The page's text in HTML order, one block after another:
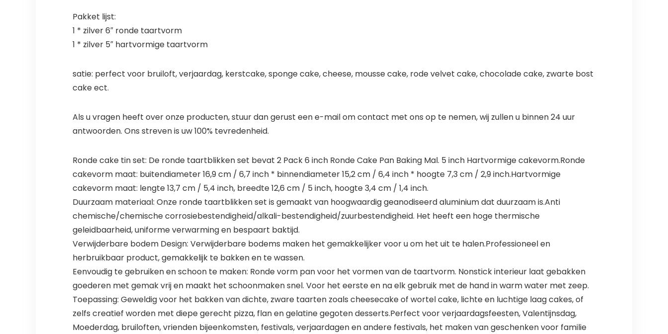
Pakket lijst:
1 * zilver 6″ ronde taartvorm
1 * zilver 5″ hartvormige taartvorm
satie: perfect voor bruiloft, verjaardag, kerstcake, sponge cake, cheese, mousse cake, rode velvet cake, chocolade cake, zwarte bost
cake ect.
Als u vragen heeft over onze producten, stuur dan gerust een e-mail om contact met ons op te nemen, wij zullen u binnen 24 uur
antwoorden. Ons streven is uw 100% tevredenheid.
Ronde cake tin set: De ronde taartblikken set bevat 2 Pack 6 inch Ronde Cake Pan Baking Mal. 5 inch Hartvormige cakevorm.Ronde
cakevorm maat: buitendiameter 16,9 cm / 6,7 inch * binnendiameter 15,2 cm / 6,4 inch * hoogte 7,3 cm / 2,9 inch.Hartvormige
cakevorm maat: lengte 13,7 cm / 5,4 inch, breedte 12,6 cm / 5 inch, hoogte 3,4 cm / 1,4 inch.
Duurzaam materiaal: Onze ronde taartblikken set is gemaakt van hoogwaardig geanodiseerd aluminium dat duurzaam is.Anti
chemische/chemische corrosiebestendigheid/alkali-bestendigheid/zuurbestendigheid. Het heeft een hoge thermische
geleidbaarheid, uniforme verwarming en bespaart baktijd.
Verwijderbare bodem Design: Verwijderbare bodems maken het gemakkelijker voor u om het uit te halen.Professioneel en
herbruikbaar product, gemakkelijk te bakken en te wassen.
Eenvoudig te gebruiken en schoon te maken: Ronde vorm pan voor het vormen van de taartvorm. Nonstick interieur laat gebakken
goederen met gemak vrij en maakt het schoonmaken snel. Voor het eerste en na elk gebruik met de hand in warm water met zeep.
Toepassing: Geweldig voor het bakken van dichte, zware taarten zoals cheesecake of wortel cake, lichte en luchtige laag cakes, of
zelfs creatief worden met diepe gerecht pizza, flan en gelatine gegoten desserts.Perfect voor verjaardagsfeesten, Valentijnsdag,
Moederdag, bruiloften, vrienden bijeenkomsten, festivals, verjaardagen en andere festivals, het maken van geschenken voor familie